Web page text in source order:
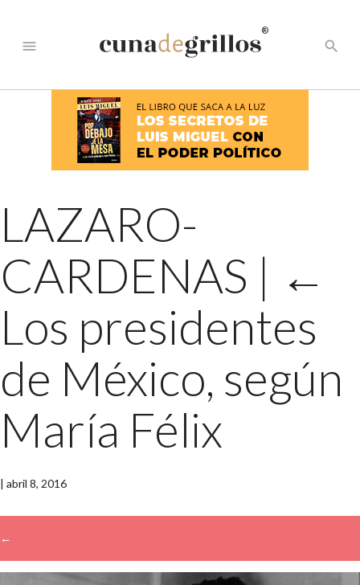
menu
®
search
LAZARO-
CARDENAS | ←
Los presidentes
de México, según
María Félix
| abril 8, 2016
←